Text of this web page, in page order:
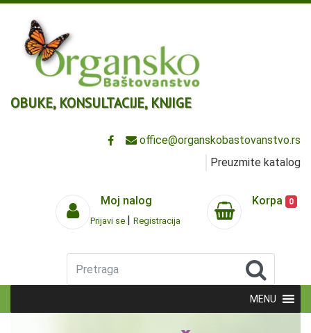
OBUKE, KONSULTACIJE, KNJIGE
office@organskobastovanstvo.rs
Preuzmite katalog
Moj nalog
Prijavi se | Registracija
Korpa 0
Pretraga
MENU